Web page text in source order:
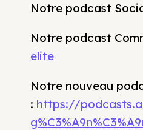
Notre podcast
Notre podcast
elite
Notre nouveau
: https://